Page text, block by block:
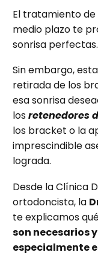
El tratamiento
medio plazo te
sonrisa perfectas.
Sin embargo,
retirada de los
esa sonrisa
losretenedores
los bracket o la
imprescindible
lograda.
Desde la Clínica
ortodoncista, la
te explicamos
son necesarios
especialmente